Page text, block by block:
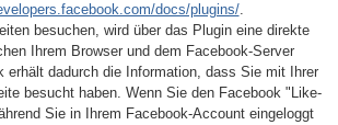
docs/plugins/.
besuchen, wird über das Plugin eine direkte
Ihrem Browser und dem Facebook-Server
erhält dadurch die Information, dass Sie mit Ihrer
besucht haben. Wenn Sie den Facebook "Like-
Sie in Ihrem Facebook-Account eingeloggt